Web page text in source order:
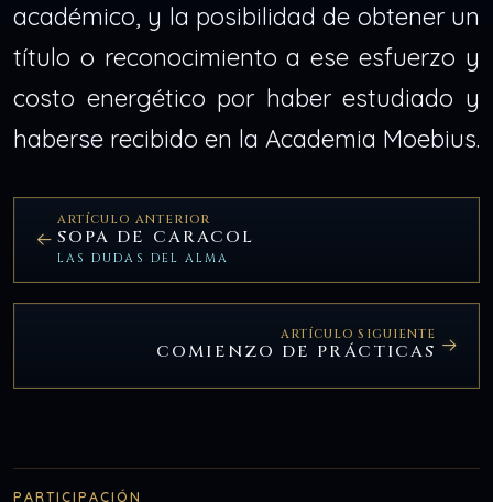
académico, y la posibilidad de obtener un
título o reconocimiento a ese esfuerzo y
costo energético por haber estudiado y
haberse recibido en la Academia Moebius.
ARTÍCULO ANTERIOR
SOPA DE CARACOL
LAS DUDAS DEL ALMA
ARTÍCULO SIGUIENTE
COMIENZO DE PRÁCTICAS
PARTICIPACIÓN